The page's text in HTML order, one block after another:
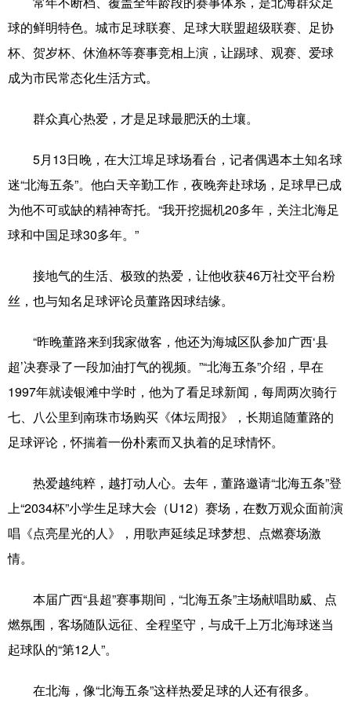
球的鲜明特色。城市足球联赛、足球大联盟超级联赛、足协
杯、贺岁杯、休渔杯等赛事竞相上演，让踢球、观赛、爱球
成为市民常态化生活方式。
群众真心热爱，才是足球最肥沃的土壤。
5月13日晚，在大江埠足球场看台，记者偶遇本土知名球
迷“北海五条”。他白天辛勤工作，夜晚奔赴球场，足球早已成
为他不可或缺的精神寄托。“我开挖掘机20多年，关注北海足
球和中国足球30多年。”
接地气的生活、极致的热爱，让他收获46万社交平台粉
丝，也与知名足球评论员董路因球结缘。
“昨晚董路来到我家做客，他还为海城区队参加广西‘县
超’决赛录了一段加油打气的视频。”“北海五条”介绍，早在
1997年就读银滩中学时，他为了看足球新闻，每周两次骑行
七、八公里到南珠市场购买《体坛周报》，长期追随董路的
足球评论，怀揣着一份朴素而又执着的足球情怀。
热爱越纯粹，越打动人心。去年，董路邀请“北海五条”登
上“2034杯”小学生足球大会（U12）赛场，在数万观众面前演
唱《点亮星光的人》，用歌声延续足球梦想、点燃赛场激
情。
本届广西“县超”赛事期间，“北海五条”主场献唱助威、点
燃氛围，客场随队远征、全程坚守，与成千上万北海球迷当
起球队的“第12人”。
在北海，像“北海五条”这样热爱足球的人还有很多。